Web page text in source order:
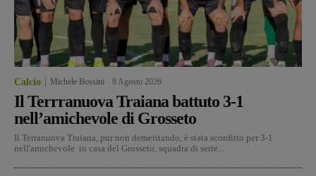
Calcio Michele Bossini 8 Agosto 2026
Il Terrranuova Traiana battuto 3-1
nell’amichevole di Grosseto
Il Terranuova Traiana, pur non demeritando, è stata sconfitto per 3-1
nell'amichevole in casa del Grosseto, squadra di serie...